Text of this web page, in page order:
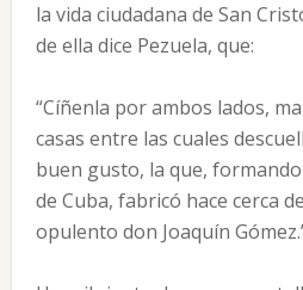
la vida ciudadana de San
de ella dice Pezuela, que:
“Cíñenla por ambos lados,
casas entre las cuales
buen gusto, la que,
de Cuba, fabricó hace cerca
opulento don Joaquín